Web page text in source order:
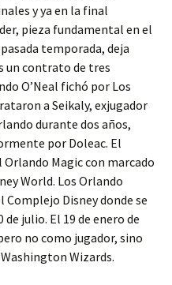
y ya en la final
pieza fundamental en el
temporada, deja
un contrato de tres
O’Neal fichó por Los
a Seikaly, exjugador
durante dos años,
por Doleac. El
Orlando Magic con marcado
World. Los Orlando
Complejo Disney donde se
julio. El 19 de enero de
no como jugador, sino
Wizards.